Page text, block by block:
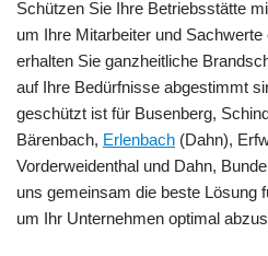
Schützen Sie Ihre Betriebsstätte
um Ihre Mitarbeiter und
erhalten Sie ganzheitliche
auf Ihre Bedürfnisse abgestimmt
geschützt ist für Busenberg,
Bärenbach, Erlenbach (Dahn),
Vorderweidenthal und Dahn,
uns gemeinsam die beste Lösung
um Ihr Unternehmen optimal